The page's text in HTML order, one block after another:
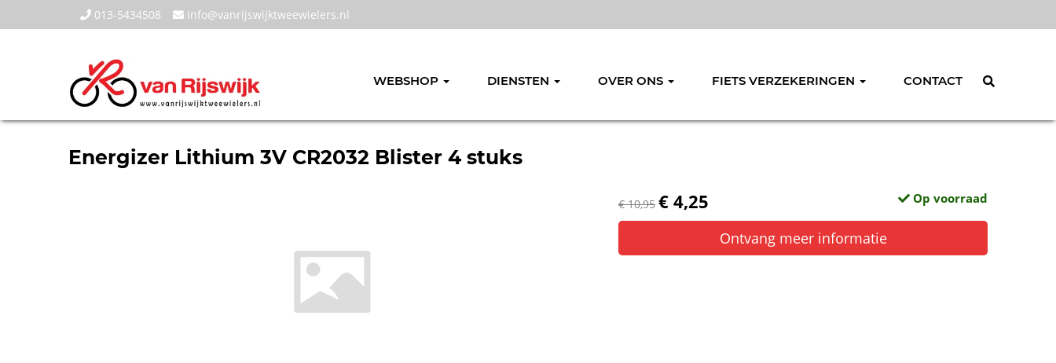
013-5434508 info@vanrijswijktweewielers.nl
WEBSHOP DIENSTEN OVER ONS FIETS VERZEKERINGEN CONTACT
Energizer Lithium 3V CR2032 Blister 4 stuks
€ 10,95 € 4,25 Op voorraad
Ontvang meer informatie